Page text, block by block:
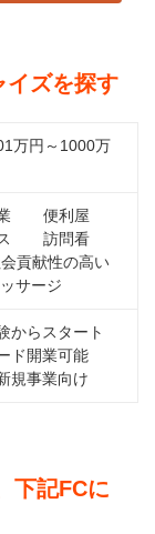
イズを探す
万円～1000万
便利屋
訪問看
貢献性の高い
サージ
からスタート
ド開業可能
規事業向け
下記FCに